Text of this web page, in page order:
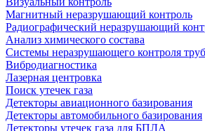
Магнитный неразрушающий контроль
Радиографический неразрушающий
Анализ химического состава
Системы неразрушающего контроля
Вибродиагностика
Лазерная центровка
Поиск утечек газа
Детекторы авиационного базирования
Детекторы автомобильного базирования
Детекторы утечек газа для БПЛА